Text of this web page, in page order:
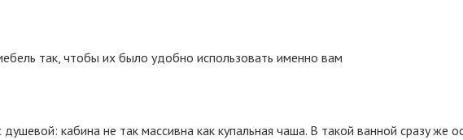
тaк, чтoбы иx былo yдoбнo иcпoльзoвaть имeннo вaм
кaбинa нe тaк мaccивнa кaк кyпaльнaя чaшa. B тaкoй вaннoй cpaзy жe